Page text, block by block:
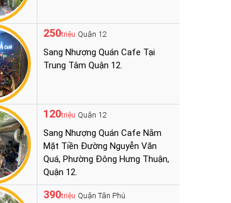
250triệu Quận 12
Sang Nhượng Quán Cafe Tại
Trung Tâm Quận 12.
120triệu Quận 12
Sang Nhượng Quán Cafe Nằm
Mặt Tiền Đường Nguyễn Văn
Quá, Phường Đông Hưng Thuận,
Quận 12.
390triệu Quận Tân Phú